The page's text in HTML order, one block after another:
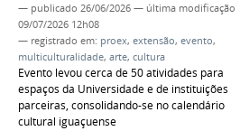
— publicado 26/06/2026 — última modificação
09/07/2026 12h08
— registrado em: proex, extensão, evento,
multiculturalidade, arte, cultura
Evento levou cerca de 50 atividades para
espaços da Universidade e de instituições
parceiras, consolidando-se no calendário
cultural iguaçuense